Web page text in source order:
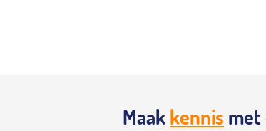
Maakkennis met